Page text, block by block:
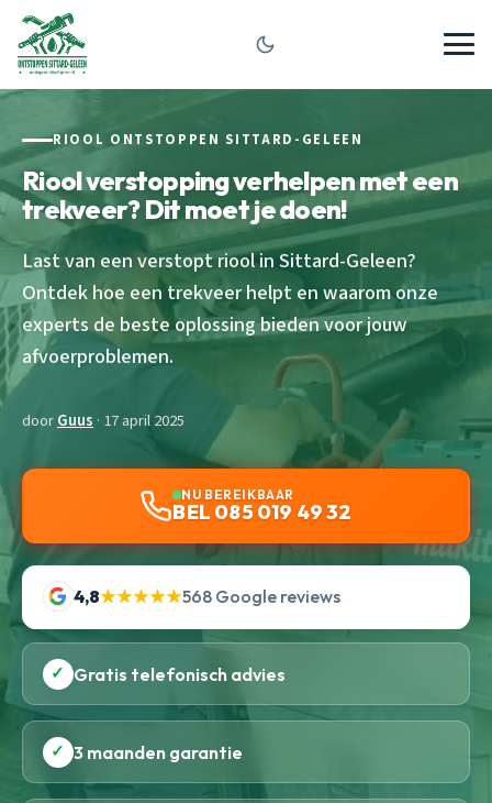
RIOOL ONTSTOPPEN SITTARD-GELEEN
Riool verstopping verhelpen met een
trekveer? Dit moet je doen!
Last van een verstopt riool in Sittard-Geleen?
Ontdek hoe een trekveer helpt en waarom onze
experts de beste oplossing bieden voor jouw
afvoerproblemen.
doorGuus · 17 april 2025
NU BEREIKBAAR
BEL 085 019 49 32
4,8★★★★★568 Google reviews
✓ Gratis telefonisch advies
✓ 3 maanden garantie